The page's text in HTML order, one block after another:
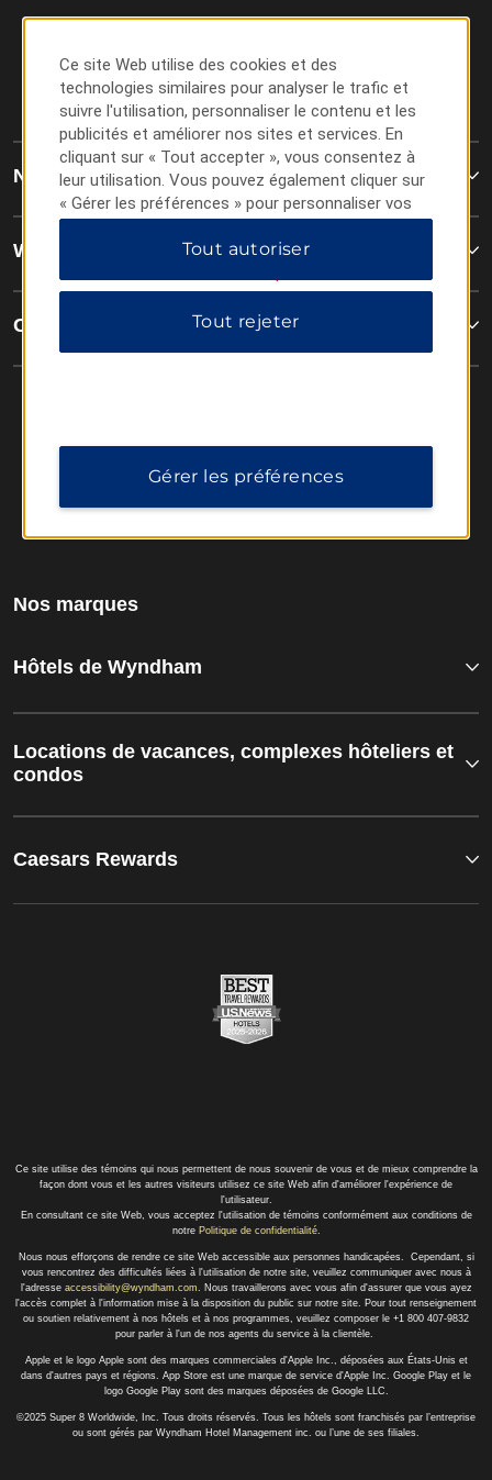
Nous joindre
Wyndham Business
Conditions générales
Nos marques
Hôtels de Wyndham
Locations de vacances, complexes hôteliers et
condos
Caesars Rewards
Ce site utilise des témoins qui nous permettent de nous souvenir de vous et de mieux comprendre la
façon dont vous et les autres visiteurs utilisez ce site Web afin d'améliorer l'expérience de
l'utilisateur.
En consultant ce site Web, vous acceptez l'utilisation de témoins conformément aux conditions de
notre Politique de confidentialité.
Nous nous efforçons de rendre ce site Web accessible aux personnes handicapées. Cependant, si
vous rencontrez des difficultés liées à l'utilisation de notre site, veuillez communiquer avec nous à
l'adresse accessibility@wyndham.com . Nous travaillerons avec vous afin d'assurer que vous ayez
l'accès complet à l'information mise à la disposition du public sur notre site. Pour tout renseignement
ou soutien relativement à nos hôtels et à nos programmes, veuillez composer le +1 800 407-9832
pour parler à l'un de nos agents du service à la clientèle.
Apple et le logo Apple sont des marques commerciales d'Apple Inc., déposées aux États-Unis et
dans d'autres pays et régions. App Store est une marque de service d'Apple Inc. Google Play et le
logo Google Play sont des marques déposées de Google LLC.
©2025 Super 8 Worldwide, Inc. Tous droits réservés. Tous les hôtels sont franchisés par l’entreprise
ou sont gérés par Wyndham Hotel Management inc. ou l’une de ses filiales.
Ce site Web utilise des cookies et des
technologies similaires pour analyser le trafic et
suivre l'utilisation, personnaliser le contenu et les
publicités et améliorer nos sites et services. En
cliquant sur « Tout accepter », vous consentez à
leur utilisation. Vous pouvez également cliquer sur
« Gérer les préférences » pour personnaliser vos
choix ou sur « Tout rejeter » pour n'autoriser que
les cookies essentiels. Pour plus d'informations,
Tout autoriser
Tout rejeter
Gérer les préférences